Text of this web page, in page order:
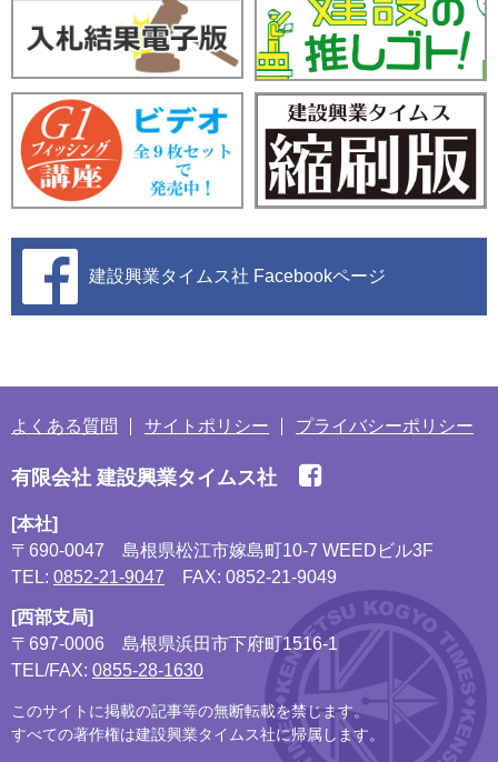
建設興業タイムス社 Facebookページ
よくある質問 サイトポリシー プライバシーポリシー
有限会社 建設興業タイムス社
[本社]
〒690-0047
島根県松江市嫁島町10-7 WEEDビル3F
TEL: 0852-21-9047 FAX: 0852-21-9049
[西部支局]
〒697-0006
島根県浜田市下府町1516-1
TEL/FAX: 0855-28-1630
このサイトに掲載の記事等の無断転載を禁じます。
すべての著作権は建設興業タイムス社に帰属します。